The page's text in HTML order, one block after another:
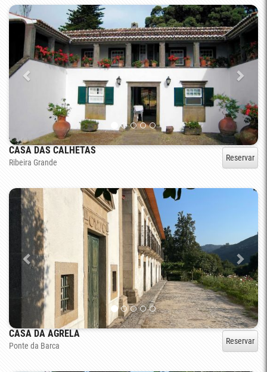
CASA DAS CALHETAS
Ribeira Grande Reservar
CASA DA AGRELA
Ponte da Barca Reservar